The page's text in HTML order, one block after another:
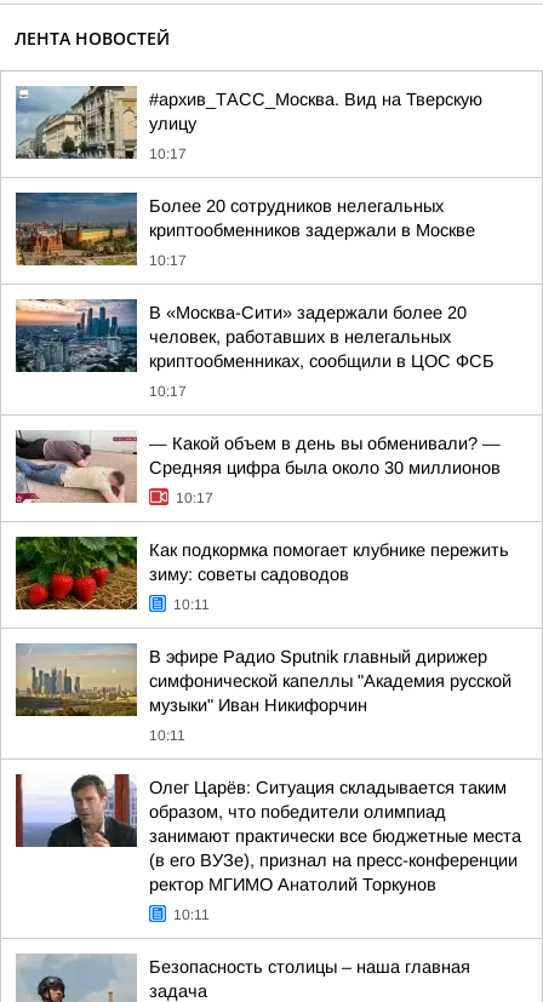
ЛЕНТА НОВОСТЕЙ
#архив_ТАСС_Москва. Вид на Тверскую
улицу
10:17
Более 20 сотрудников нелегальных
криптообменников задержали в Москве
10:17
В «Москва-Сити» задержали более 20
человек, работавших в нелегальных
криптообменниках, сообщили в ЦОС ФСБ
10:17
— Какой объем в день вы обменивали? —
Средняя цифра была около 30 миллионов
10:17
Как подкормка помогает клубнике пережить
зиму: советы садоводов
10:11
В эфире Радио Sputnik главный дирижер
симфонической капеллы "Академия русской
музыки" Иван Никифорчин
10:11
Олег Царёв: Ситуация складывается таким
образом, что победители олимпиад
занимают практически все бюджетные места
(в его ВУЗе), признал на пресс-конференции
ректор МГИМО Анатолий Торкунов
10:11
Безопасность столицы – наша главная
задача